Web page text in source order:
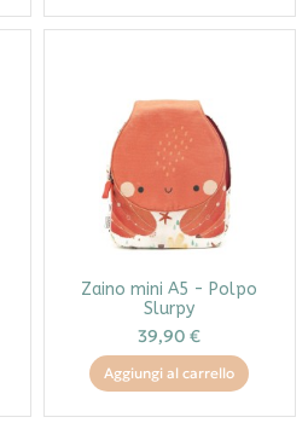
Zaino mini A5 - Polpo
Slurpy
39,90 €
Aggiungi al carrello